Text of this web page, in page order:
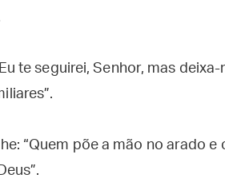
te seguirei, Senhor, mas
“Quem põe a mão no arado e